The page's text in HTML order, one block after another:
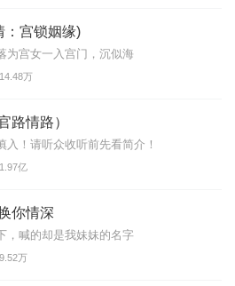
：宫锁姻缘)
为宫女一入宫门，沉似海
14.48万
路情路）
入！请听众收听前先看简介！
1.97亿
你情深
，喊的却是我妹妹的名字
9.52万